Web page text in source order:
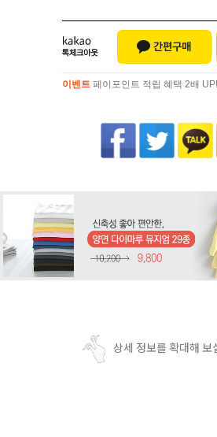
이벤트 페이포인트 적립 혜택 2배 UP!
상세 정보를 확대해 보